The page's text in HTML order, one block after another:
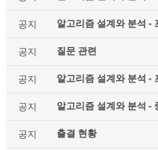
공지 알고리즘 설계와 분석 -
공지 질문 관련
공지 알고리즘 설계와 분석 -
공지 알고리즘 설계와 분석 -
공지 출결 현황